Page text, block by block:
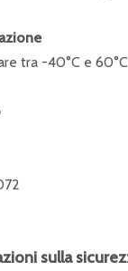
tra -40°C e
sulla